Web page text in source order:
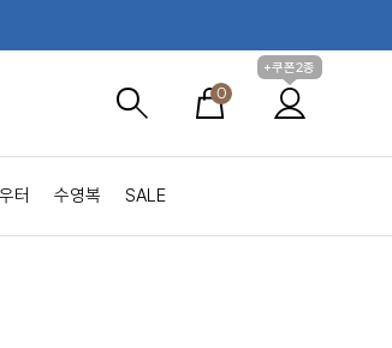
0
+쿠폰2종
터 수영복 SALE